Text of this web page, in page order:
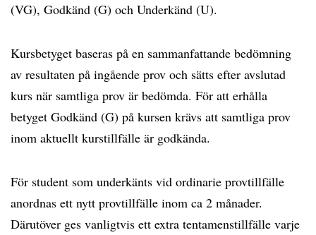
(VG), Godkänd (G) och Underkänd (U).
Kursbetyget baseras på en sammanfattande bedömning
av resultaten på ingående prov och sätts efter avslutad
kurs när samtliga prov är bedömda. För att erhålla
betyget Godkänd (G) på kursen krävs att samtliga prov
inom aktuellt kurstillfälle är godkända.
För student som underkänts vid ordinarie provtillfälle
anordnas ett nytt provtillfälle inom ca 2 månader.
Därutöver ges vanligtvis ett extra tentamenstillfälle varje